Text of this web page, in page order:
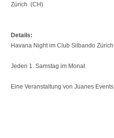
Zürich (CH)
Details:
Havana Night im Club Silbando Zürich
Jeden 1. Samstag im Monat
Eine Veranstaltung von Juanes Events